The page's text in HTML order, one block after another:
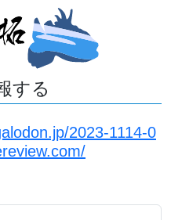
する
2023-1114-0